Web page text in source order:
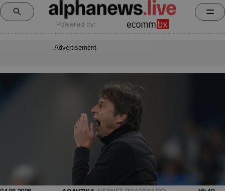
Powered by:
Advertisement